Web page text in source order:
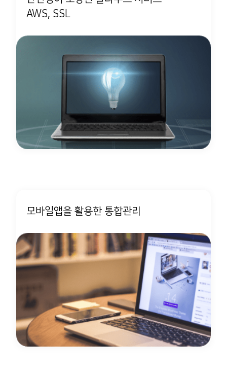
AWS, SSL
모바일앱을 활용한 통합관리